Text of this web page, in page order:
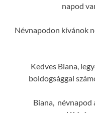
napod
Névnapodon kívánok
Kedves Biana,
boldogsággal
Biana, névnapod